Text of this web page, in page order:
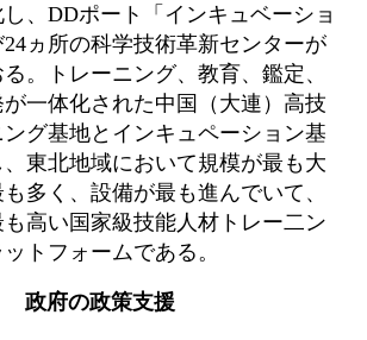
、DDポート「インキュベーショ
ヵ所の科学技術革新センターが
。トレーニング、教育、鑑定、
一体化された中国（大連）高技
グ基地とインキュペーション基
東北地域において規模が最も大
多く、設備が最も進んでいて、
高い国家級技能人材トレー二ン
トフォームである。
政府の政策支援